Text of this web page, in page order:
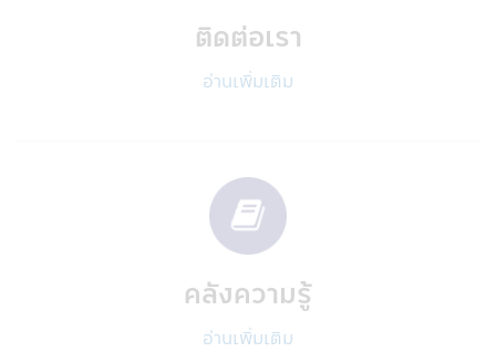
คำเตือนเฉพาะกองทุน
• ผู้ลงทุนไม่สามารถนำหน่วยลงทุนของกองทุน
เลี้ยงชีพ และกองทุนรวมหุ้นระยะยาว ผู้ถือ
หน่วยลงทุน (ของกองทุนรวม) จะต้องปฏิบัติ
ตามเงื่อนไขการลงทุน และเงื่อนไขที่กำหนดโดย
สามารถศึกษาได้จากคู่มือการลงทุนที่บริษัท
จัดการได้จัดให้) มิฉะนั้นผู้ลงทุนจะไม่ได้รับสิทธิ
ประโยชน์ทางภาษี และ/หรือ ผู้ลงทุนอาจถูกหัก
ติดต่อเรา
อ่านเพิ่มเติม
คลังความรู้
อ่านเพิ่มเติม